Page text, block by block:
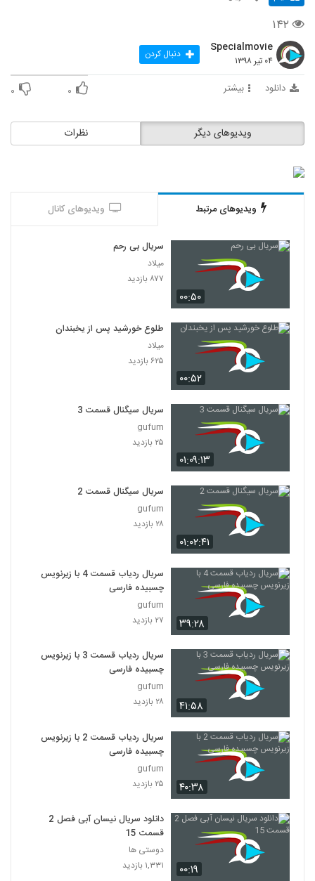
۱۴۲
Specialmovie
۰۴ تیر ۱۳۹۸ دنبال کردن
دانلود بیشتر ۰ ۰
نظرات ویدیوهای دیگر
ویدیوهای مرتبط ویدیوهای کانال
۰۰:۵۰
سریال بی رحم
میلاد
۸۷۷ بازدید
۰۰:۵۲
طلوع خورشید پس از یخبندان
میلاد
۶۲۵ بازدید
۰۱:۰۹:۱۳
سریال سیگنال قسمت 3
gufum
۲۵ بازدید
۰۱:۰۲:۴۱
سریال سیگنال قسمت 2
gufum
۲۸ بازدید
۳۹:۲۸
سریال ردیاب قسمت 4 با زیرنویس
چسبیده فارسی
gufum
۲۷ بازدید
۴۱:۵۸
سریال ردیاب قسمت 3 با زیرنویس
چسبیده فارسی
gufum
۲۸ بازدید
۴۰:۳۸
سریال ردیاب قسمت 2 با زیرنویس
چسبیده فارسی
gufum
۲۵ بازدید
۰۰:۱۹
دانلود سریال نیسان آبی فصل 2
قسمت 15
دوستی ها
۱,۳۳۱ بازدید